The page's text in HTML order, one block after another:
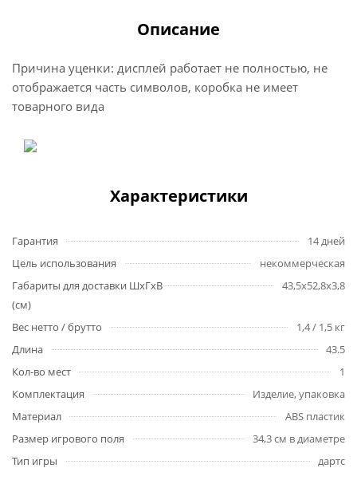
Описание
Причина уценки: дисплей работает не полностью, не
отображается часть символов, коробка не имеет
товарного вида
Характеристики
Гарантия
14 дней
Цель использования
некоммерческая
Габариты для доставки ШхГхВ
(см)
43,5x52,8x3,8
Вес нетто / брутто
1,4 / 1,5 кг
Длина
43.5
Кол-во мест
1
Комплектация
Изделие, упаковка
Материал
ABS пластик
Размер игрового поля
34,3 см в диаметре
Тип игры
дартс